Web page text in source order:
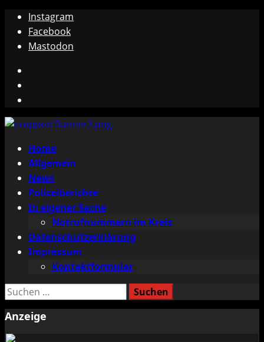
Zum
Inhalt
springen
Instagram
Facebook
Mastodon
Primäres
Menü
Home
Allgemein
News
Polizeiberichte
In eigener Sache
Notrufnummern im Kreis
Datenschutzerklärung
Impressum
Kontaktformular
Suchen
Anzeige